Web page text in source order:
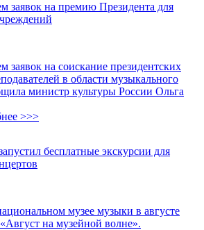
заявок на премию Президента для
заявок на соискание президентских
в области музыкального
министр культуры России Ольга
>>>
бесплатные экскурсии для
музее музыки в августе
на музейной волне».